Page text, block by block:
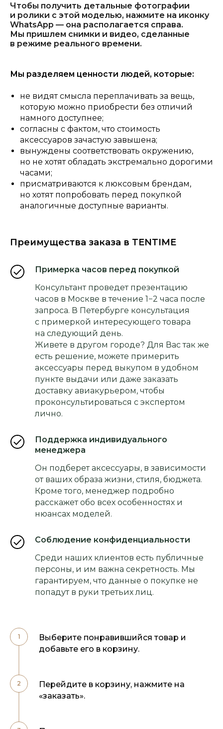
Чтобы получить детальные фотографии
и ролики с этой моделью, нажмите на иконку
WhatsApp — она располагается справа.
Мы пришлем снимки и видео, сделанные
в режиме реального времени.
Мы разделяем ценности людей, которые:
не видят смысла переплачивать за вещь,
которую можно приобрести без отличий
намного доступнее;
согласны с фактом, что стоимость
аксессуаров зачастую завышена;
вынуждены соответствовать окружению,
но не хотят обладать экстремально дорогими
часами;
присматриваются к люксовым брендам,
но хотят попробовать перед покупкой
аналогичные доступные варианты.
Преимущества заказа в TENTIME
Примерка часов перед покупкой
Консультант проведет презентацию
часов в Москве в течение 1−2 часа после
запроса. В Петербурге консультация
с примеркой интересующего товара
на следующий день.
Живете в другом городе? Для Вас так же
есть решение, можете примерить
аксессуары перед выкупом в удобном
пункте выдачи или даже заказать
доставку авиакурьером, чтобы
проконсультироваться с экспертом
лично.
Поддержка индивидуального
менеджера
Он подберет аксессуары, в зависимости
от ваших образа жизни, стиля, бюджета.
Кроме того, менеджер подробно
расскажет обо всех особенностях и
нюансах моделей.
Соблюдение конфиденциальности
Среди наших клиентов есть публичные
персоны, и им важна секретность. Мы
гарантируем, что данные о покупке не
попадут в руки третьих лиц.
Выберите понравившийся товар и
добавьте его в корзину.
Перейдите в корзину, нажмите на
«заказать».